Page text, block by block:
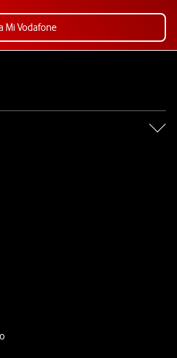
Mi Vodafone
de Vodafone